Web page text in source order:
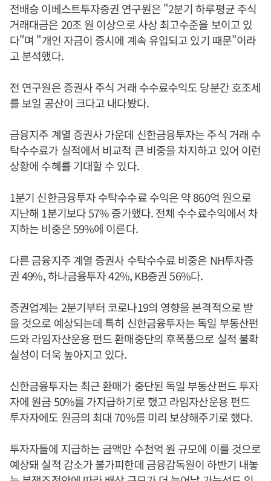
전배승 이베스트투자증권 연구원은 "2분기 하루평균 주식
거래대금은 20조 원 이상으로 사상 최고수준을 보이고 있
다"며 "개인 자금이 증시에 계속 유입되고 있기 때문"이라
고 분석했다.
전 연구원은 증권사 주식 거래 수수료수익도 당분간 호조세
를 보일 공산이 크다고 내다봤다.
금융지주 계열 증권사 가운데 신한금융투자는 주식 거래 수
탁수수료가 실적에서 비교적 큰 비중을 차지하고 있어 이런
상황에 수혜를 기대할 수 있다.
1분기 신한금융투자 수탁수수료 수익은 약 860억 원으로
지난해 1분기보다 57% 증가했다. 전체 수수료수익에서 차
지하는 비중은 59%에 이른다.
다른 금융지주 계열 증권사 수탁수수료 비중은 NH투자증
권 49%, 하나금융투자 42%, KB증권 56%다.
증권업계는 2분기부터 코로나19의 영향을 본격적으로 받
을 것으로 예상되는데 특히 신한금융투자는 독일 부동산펀
드와 라임자산운용 펀드 환매중단의 후폭풍으로 실적 불확
실성이 더욱 높아지고 있다.
신한금융투자는 최근 환매가 중단된 독일 부동산펀드 투자
자에 원금 50%를 가지급하기로 했고 라임자산운용 펀드
투자자에도 원금의 최대 70%를 미리 보상해주기로 했다.
투자자들에 지급하는 금액만 수천억 원 규모에 이를 것으로
예상돼 실적 감소가 불가피한데 금융감독원이 하반기 내놓